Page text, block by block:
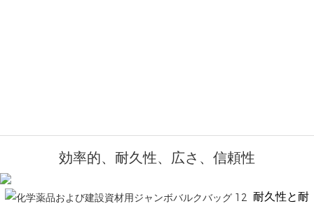
効率的、耐久性、広さ、信頼性
耐久性と耐